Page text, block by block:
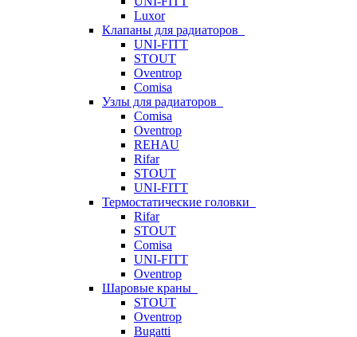
Luxor
Клапаны для радиаторов
UNI-FITT
STOUT
Oventrop
Comisa
Узлы для радиаторов
Comisa
Oventrop
REHAU
Rifar
STOUT
UNI-FITT
Термостатические головки
Rifar
STOUT
Comisa
UNI-FITT
Oventrop
Шаровые краны
STOUT
Oventrop
Bugatti